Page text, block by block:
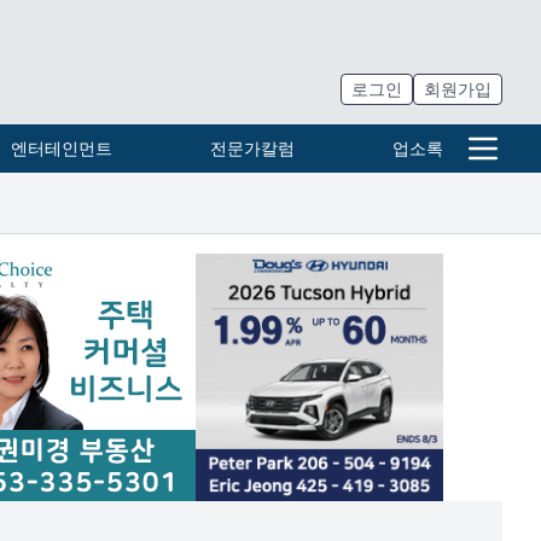
로그인 회원가입
엔터테인먼트 전문가칼럼 업소록